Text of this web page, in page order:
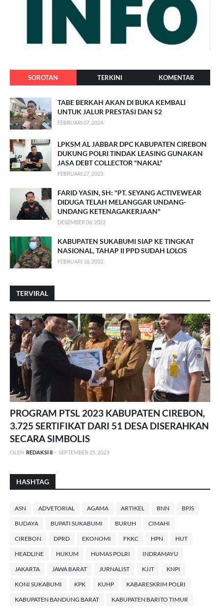
SOROTAN TERKINI KOMENTAR
TABE BERKAH AKAN DI BUKA KEMBALI
UNTUK JALUR PRESTASI DAN S2
FEBRUARI 07, 2024
LPKSM AL JABBAR DPC KABUPATEN CIREBON
DUKUNG POLRI TINDAK LEASING GUNAKAN
JASA DEBT COLLECTOR "NAKAL"
FEBRUARI 27, 2023
FARID YASIN, SH: "PT. SEYANG ACTIVEWEAR
DIDUGA TELAH MELANGGAR UNDANG-
UNDANG KETENAGAKERJAAN"
DESEMBER 06, 2022
KABUPATEN SUKABUMI SIAP KE TINGKAT
NASIONAL, TAHAP II PPD SUDAH LOLOS
FEBRUARI 16, 2022
TERVIRAL
PROGRAM PTSL 2023 KABUPATEN CIREBON,
3.725 SERTIFIKAT DARI 51 DESA DISERAHKAN
SECARA SIMBOLIS
OLEH REDAKSI II - SEPTEMBER 25, 2023
HASHTAG
ASN ADVETORIAL AGAMA ARTIKEL BNN BPJS
BUDAYA BUPATI SUKABUMI BURUH CIMAHI
CIREBON DPRD EKONOMI FKKC HPN HUT
HEADLINE HUKUM HUMAS POLRI INDRAMAYU
JAKARTA JAWA BARAT JURNALIST KJJT KNPI
KONI SUKABUMI KPK KUHP KABARESKRIM POLRI
KABUPATEN BANDUNG BARAT KABUPATEN BARITO TIMUR